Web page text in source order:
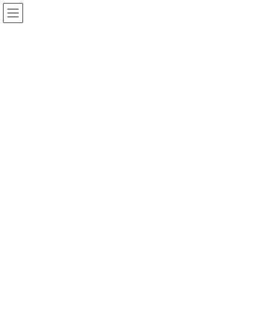
コ
ン
ナ
ビ